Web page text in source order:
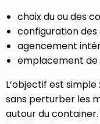
choix du ou des
configuration des
agencement
emplacement de
L’objectif est
sans perturber les
autour du container.